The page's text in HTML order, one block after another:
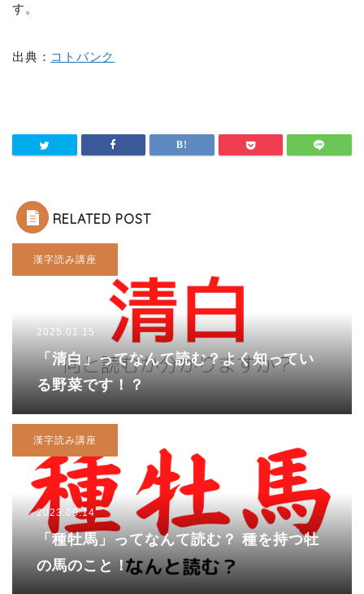
す。
出典： コトバンク
RELATED POST
漢字読み講座
2025.01.15
「清白」ってなんて読む？よく知ってい
る野菜です！？
漢字読み講座
2023.09.14
「種牡馬」ってなんて読む？ 種を持つ牡
の馬のこと！